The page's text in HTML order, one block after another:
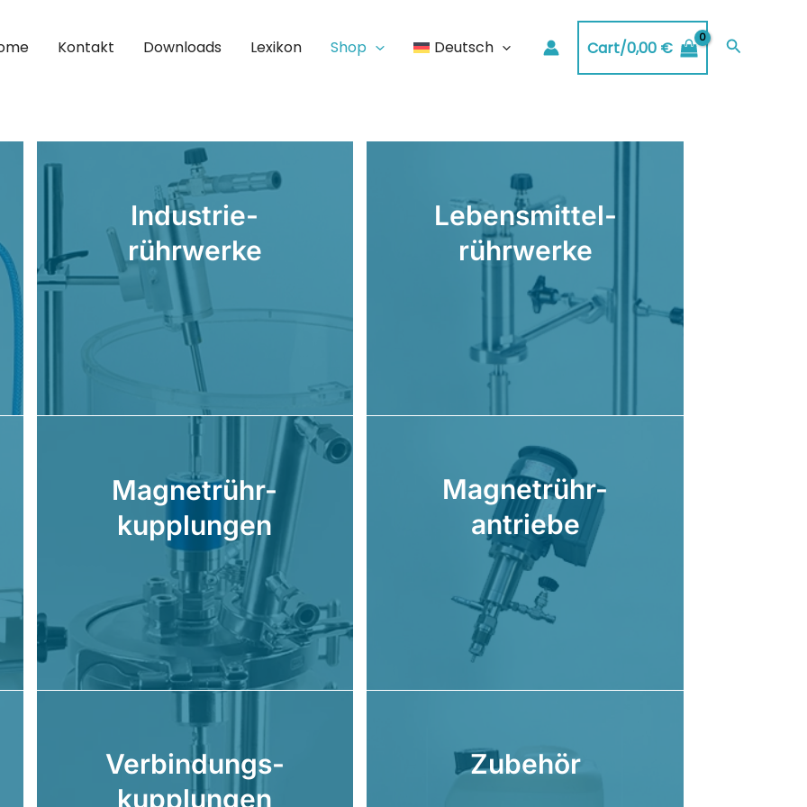
Kontakt Downloads Lexikon Shop Deutsch Cart/0,00 € Suchen
Industrie-
rührwerke
Lebensmittel-
rührwerke
Magnetrühr-
kupplungen
Magnetrühr-
antriebe
Verbindungs-
kupplungen
Zubehör